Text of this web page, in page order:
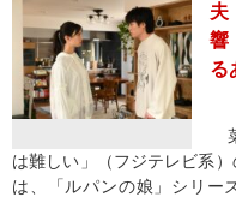
夫
響
る
は難しい」（フジテレビ系
は、「ルパンの娘」シリー